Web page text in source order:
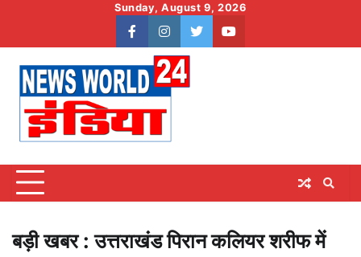
content
Sunday, August 9, 2026
facebookinstagram
twitteryoutube
बड़ी खबर : उत्तराखंड पिरान कलियर शरीफ में